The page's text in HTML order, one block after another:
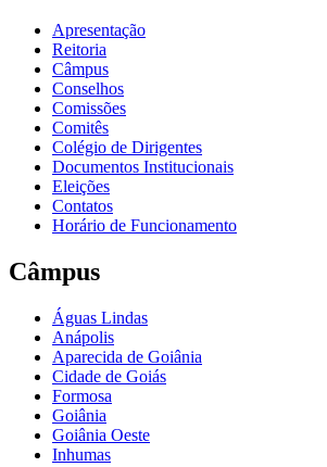
Apresentação
Reitoria
Câmpus
Conselhos
Comissões
Comitês
Colégio de Dirigentes
Documentos Institucionais
Eleições
Contatos
Horário de Funcionamento
Câmpus
Águas Lindas
Anápolis
Aparecida de Goiânia
Cidade de Goiás
Formosa
Goiânia
Goiânia Oeste
Inhumas